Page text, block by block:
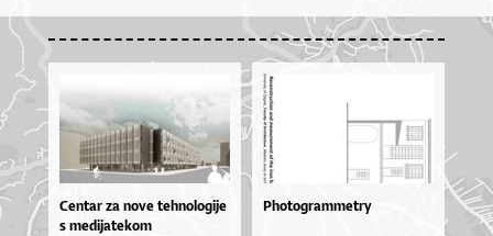
Cen­tar za no­ve teh­no­lo­gi­je
s me­di­ja­te­kom
Photogrammetry